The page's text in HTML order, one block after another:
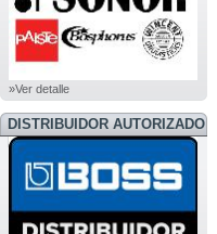
»Ver detalle
DISTRIBUIDOR AUTORIZADO
BOSS